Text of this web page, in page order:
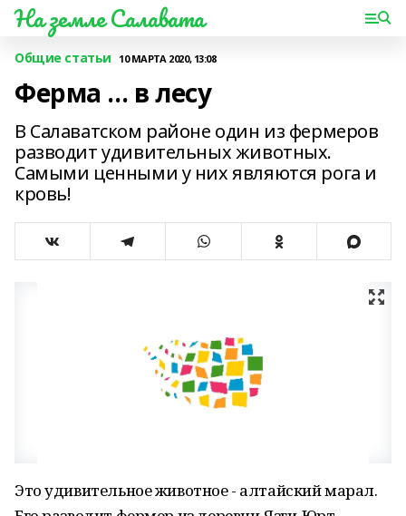
На земле Салавата
Общие статьи 10 МАРТА 2020, 13:08
Ферма ... в лесу
В Салаватском районе один из фермеров
разводит удивительных животных.
Самыми ценными у них являются рога и
кровь!
Это удивительное животное - алтайский марал.